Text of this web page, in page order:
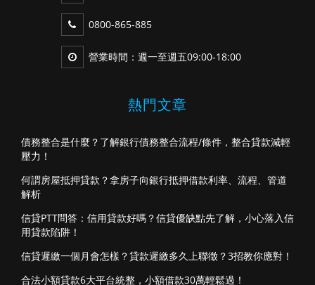
0800-865-885
營業時間：週一至週五09:00-18:00
熱門文章
債務整合是什麼？了解銀行債務整合流程/條件，整合貸款減輕
壓力！
何謂房屋抵押貸款？拿房子向銀行抵押借款利率、流程、管道
解析
信貸PTT問答：信用貸款好嗎？信貸優缺點先了解，小心落入信
用貸款陷阱！
信貸遲繳一個月會怎樣？貸款遲繳多久上聯徵？3招教你應對！
合法小額貸款6大平台統整，小額借款30萬輕鬆過！